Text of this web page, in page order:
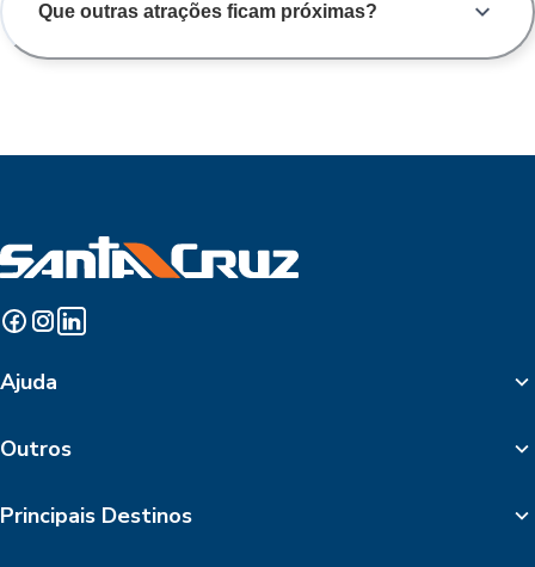
Que outras atrações ficam próximas?
Ajuda
Outros
Principais Destinos